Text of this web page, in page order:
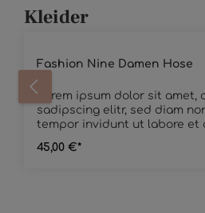
Kleider
Fashion Nine Damen Hose
Lorem ipsum dolor sit amet,
sadipscing elitr, sed diam
tempor invidunt ut labore et
accusam et justo duo
45,00 €*